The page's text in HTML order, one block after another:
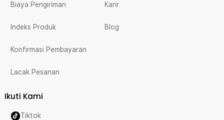
Biaya Pengiriman
Indeks Produk
Konfirmasi Pembayaran
Lacak Pesanan
Karir
Blog
Ikuti Kami
Tiktok